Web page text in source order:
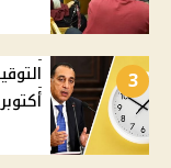
3
أكتوبر..